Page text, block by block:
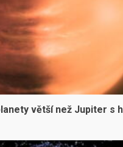
větší než Jupiter s